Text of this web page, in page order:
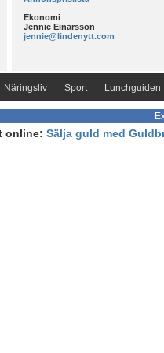
Ekonomi
Jennie Einarsson
jennie@lindenytt.com
Näringsliv Sport Lunchguiden
online: Sälja guld med